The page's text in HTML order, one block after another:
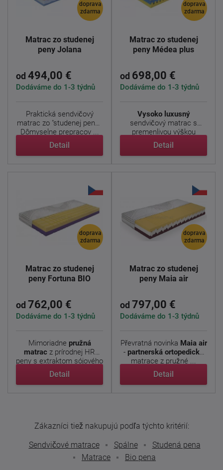
doprava
zdarma
Matrac zo studenej
peny Jolana
od 494,00 €
Dodáváme do 1-3 týdnů
Praktická sendvičový
matrac zo "studenej peny".
Dômyselne prepracov ...
Detail
doprava
zdarma
Matrac zo studenej
peny Médea plus
od 698,00 €
Dodáváme do 1-3 týdnů
Vysoko luxusný
sendvičový matrac s
premenlivou výškou
viscoelastickej ...
Detail
doprava
zdarma
Matrac zo studenej
peny Fortuna BIO
od 762,00 €
Dodáváme do 1-3 týdnů
Mimoriadne pružná
matrac z prírodnej HR
peny s extraktom sójového
...
Detail
doprava
zdarma
Matrac zo studenej
peny Maia air
od 797,00 €
Dodáváme do 1-3 týdnů
Převratná novinka Maia air
- partnerská ortopedická
matrace z pružné ...
Detail
Zákazníci tiež nakupujú podľa týchto kritérií:
Sendvičové matrace
Spálne
Studená pena
Matrace
Bio pena